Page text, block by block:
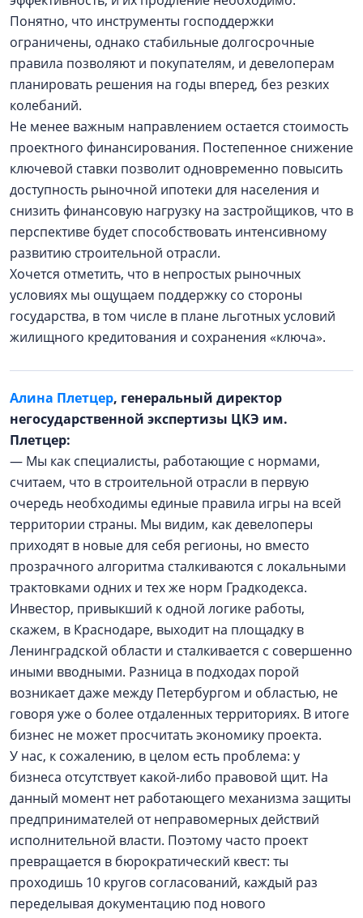
Понятно, что инструменты господдержки
ограничены, однако стабильные долгосрочные
правила позволяют и покупателям, и девелоперам
планировать решения на годы вперед, без резких
колебаний.
Не менее важным направлением остается стоимость
проектного финансирования. Постепенное снижение
ключевой ставки позволит одновременно повысить
доступность рыночной ипотеки для населения и
снизить финансовую нагрузку на застройщиков, что в
перспективе будет способствовать интенсивному
развитию строительной отрасли.
Хочется отметить, что в непростых рыночных
условиях мы ощущаем поддержку со стороны
государства, в том числе в плане льготных условий
жилищного кредитования и сохранения «ключа».
Алина Плетцер, генеральный директор
негосударственной экспертизы ЦКЭ им.
Плетцер:
— Мы как специалисты, работающие с нормами,
считаем, что в строительной отрасли в первую
очередь необходимы единые правила игры на всей
территории страны. Мы видим, как девелоперы
приходят в новые для себя регионы, но вместо
прозрачного алгоритма сталкиваются с локальными
трактовками одних и тех же норм Градкодекса.
Инвестор, привыкший к одной логике работы,
скажем, в Краснодаре, выходит на площадку в
Ленинградской области и сталкивается с совершенно
иными вводными. Разница в подходах порой
возникает даже между Петербургом и областью, не
говоря уже о более отдаленных территориях. В итоге
бизнес не может просчитать экономику проекта.
У нас, к сожалению, в целом есть проблема: у
бизнеса отсутствует какой-либо правовой щит. На
данный момент нет работающего механизма защиты
предпринимателей от неправомерных действий
исполнительной власти. Поэтому часто проект
превращается в бюрократический квест: ты
проходишь 10 кругов согласований, каждый раз
переделывая документацию под нового